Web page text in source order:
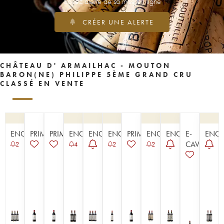
CRÉER UNE ALERTE
CHÂTEAU D' ARMAILHAC - MOUTON
BARON(NE) PHILIPPE 5ÈME GRAND CRU
CLASSÉ EN VENTE
ENCHÈRE
2
PRIMEURPRIMEURENCHÈRE
4
ENCHÈREENCHÈRE
2
PRIMEURENCHÈRE
2
ENCHÈRE
E-
CAVISTE